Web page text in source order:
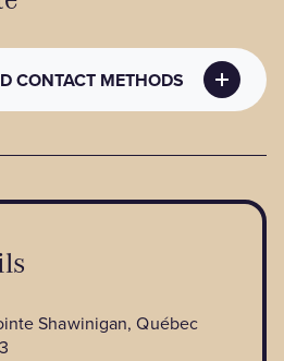
CONTACT METHODS
Shawinigan, Québec